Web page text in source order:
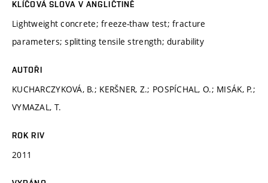
KLÍČOVÁ SLOVA V ANGLIČTINĚ
Lightweight concrete; freeze-thaw test; fracture
parameters; splitting tensile strength; durability
AUTOŘI
KUCHARCZYKOVÁ, B.; KERŠNER, Z.; POSPÍCHAL, O.; MISÁK, P.;
VYMAZAL, T.
ROK RIV
2011